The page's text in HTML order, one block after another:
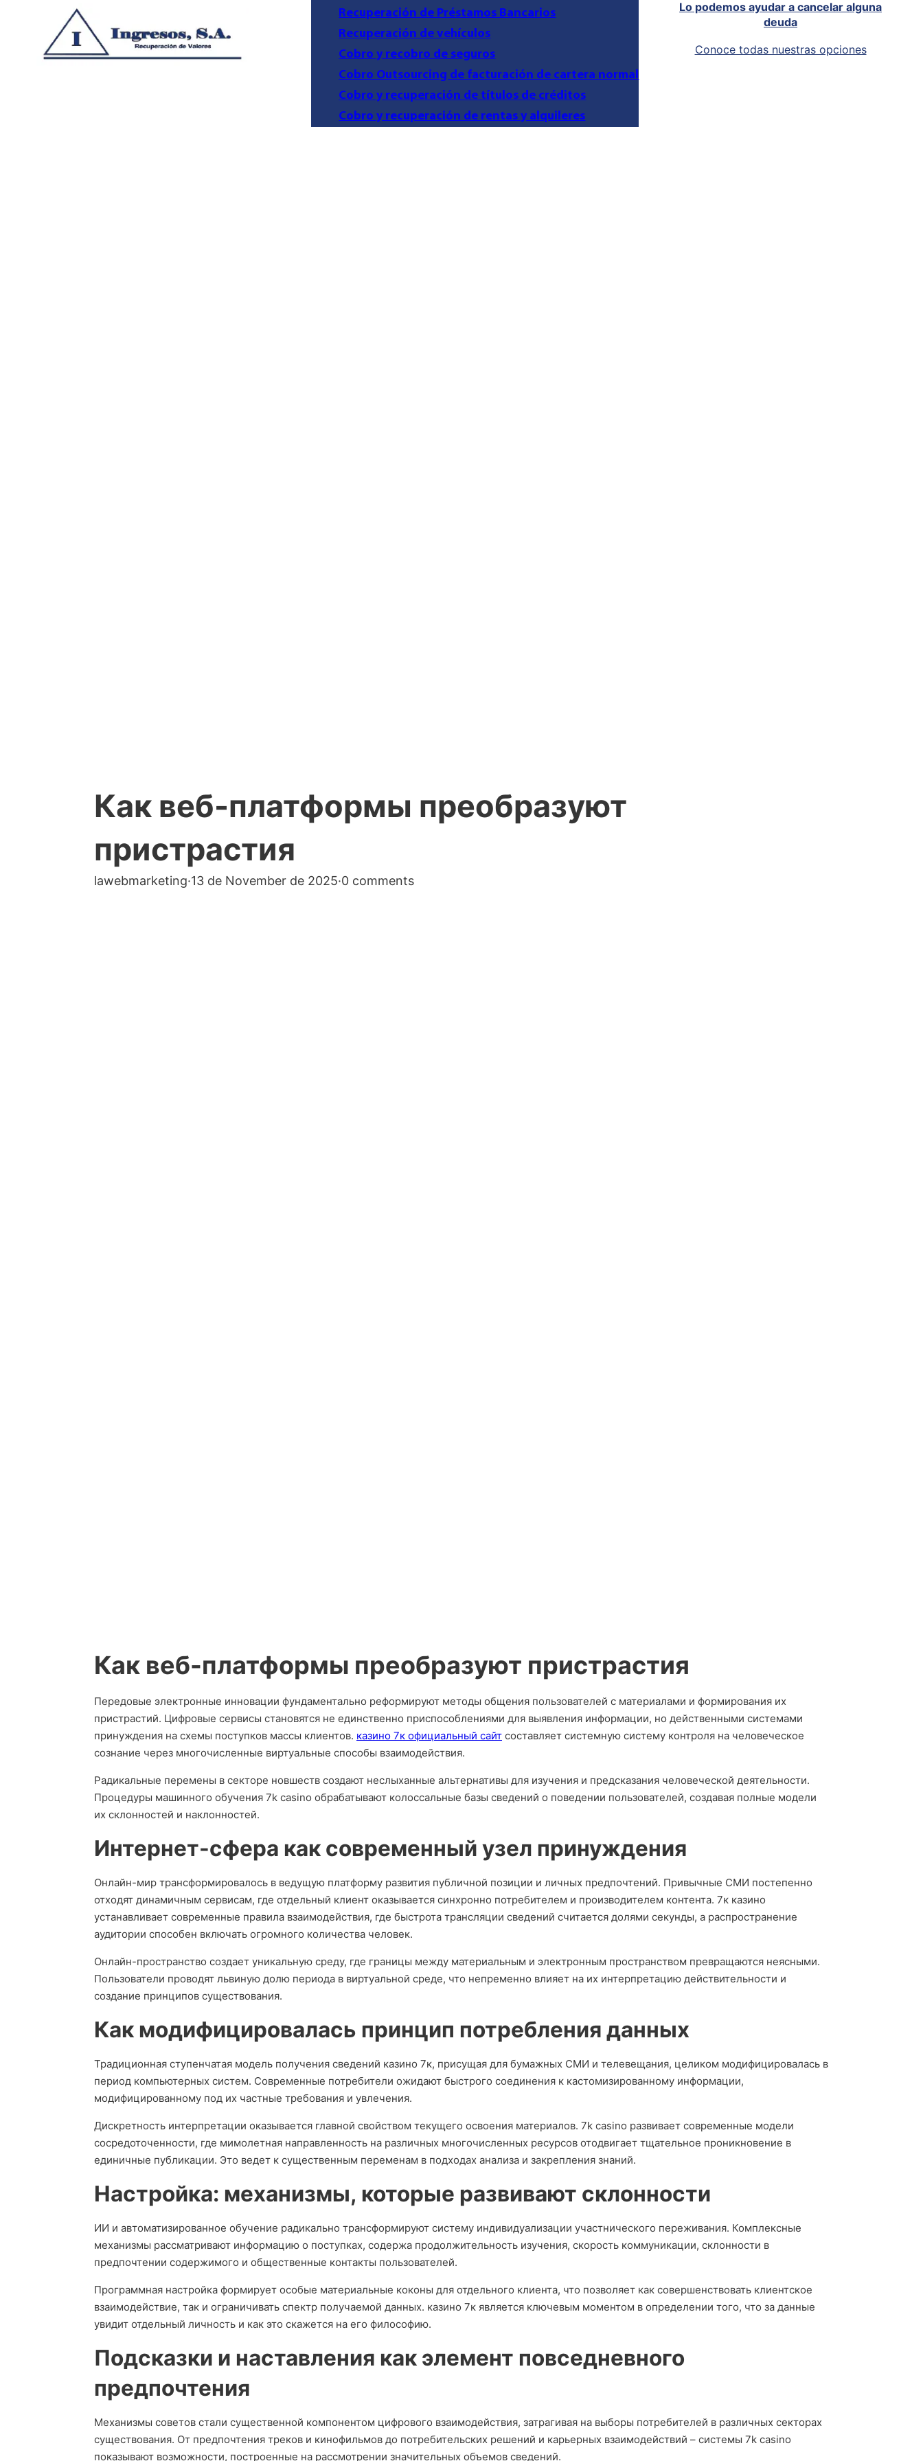
Recuperación de Préstamos Bancarios
Recuperación de vehículos
Cobro y recobro de seguros
Cobro Outsourcing de facturación de cartera normal
Cobro y recuperación de títulos de créditos
Cobro y recuperación de rentas y alquileres
Lo podemos ayudar a cancelar alguna
deuda
Conoce todas nuestras opciones
Как веб-платформы преобразуют
пристрастия
lawebmarketing·13 de November de 2025·0 comments
Как веб-платформы преобразуют пристрастия
Передовые электронные инновации фундаментально реформируют методы общения пользователей с материалами и формирования их
пристрастий. Цифровые сервисы становятся не единственно приспособлениями для выявления информации, но действенными системами
принуждения на схемы поступков массы клиентов. казино 7к официальный сайт составляет системную систему контроля на человеческое
сознание через многочисленные виртуальные способы взаимодействия.
Радикальные перемены в секторе новшеств создают неслыханные альтернативы для изучения и предсказания человеческой деятельности.
Процедуры машинного обучения 7k casino обрабатывают колоссальные базы сведений о поведении пользователей, создавая полные модели
их склонностей и наклонностей.
Интернет-сфера как современный узел принуждения
Онлайн-мир трансформировалось в ведущую платформу развития публичной позиции и личных предпочтений. Привычные СМИ постепенно
отходят динамичным сервисам, где отдельный клиент оказывается синхронно потребителем и производителем контента. 7к казино
устанавливает современные правила взаимодействия, где быстрота трансляции сведений считается долями секунды, а распространение
аудитории способен включать огромного количества человек.
Онлайн-пространство создает уникальную среду, где границы между материальным и электронным пространством превращаются неясными.
Пользователи проводят львиную долю периода в виртуальной среде, что непременно влияет на их интерпретацию действительности и
создание принципов существования.
Как модифицировалась принцип потребления данных
Традиционная ступенчатая модель получения сведений казино 7к, присущая для бумажных СМИ и телевещания, целиком модифицировалась в
период компьютерных систем. Современные потребители ожидают быстрого соединения к кастомизированному информации,
модифицированному под их частные требования и увлечения.
Дискретность интерпретации оказывается главной свойством текущего освоения материалов. 7k casino развивает современные модели
сосредоточенности, где мимолетная направленность на различных многочисленных ресурсов отодвигает тщательное проникновение в
единичные публикации. Это ведет к существенным переменам в подходах анализа и закрепления знаний.
Настройка: механизмы, которые развивают склонности
ИИ и автоматизированное обучение радикально трансформируют систему индивидуализации участнического переживания. Комплексные
механизмы рассматривают информацию о поступках, содержа продолжительность изучения, скорость коммуникации, склонности в
предпочтении содержимого и общественные контакты пользователей.
Программная настройка формирует особые материальные коконы для отдельного клиента, что позволяет как совершенствовать клиентское
взаимодействие, так и ограничивать спектр получаемой данных. казино 7к является ключевым моментом в определении того, что за данные
увидит отдельный личность и как это скажется на его философию.
Подсказки и наставления как элемент повседневного
предпочтения
Механизмы советов стали существенной компонентом цифрового взаимодействия, затрагивая на выборы потребителей в различных секторах
существования. От предпочтения треков и кинофильмов до потребительских решений и карьерных взаимодействий – системы 7k casino
показывают возможности, построенные на рассмотрении значительных объемов сведений.